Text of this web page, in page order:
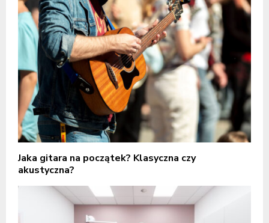
Jaka gitara na początek? Klasyczna czy
akustyczna?